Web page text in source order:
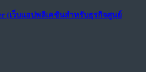
(เว็บแอปพลิเคชันสำหรับธุรกิจศูนย์